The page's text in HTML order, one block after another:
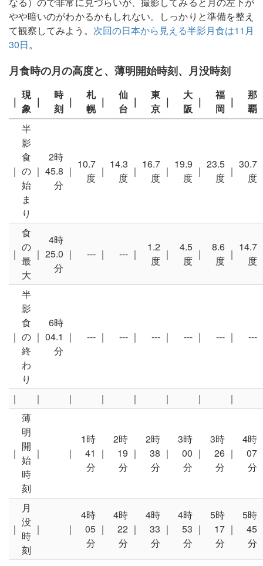
やや暗いのがわかるかもしれない。しっかりと準備を整え
て観察してみよう。 次回の日本から見える半影月食は11月
30日。
月食時の月の高度と、薄明開始時刻、月没時刻
｜
現
象
｜
時
刻
｜
札
幌
｜
仙
台
｜
東
京
｜
大
阪
｜
福
岡
｜
那
覇
｜
半
影
食
の
始
ま
り
｜
2時
45.8
分
｜
10.7
度
｜
14.3
度
｜
16.7
度
｜
19.9
度
｜
23.5
度
｜
30.7
度
｜
食
の
最
大
｜
4時
25.0
分
｜ --- ｜ --- ｜
1.2
度
｜
4.5
度
｜
8.6
度
｜
14.7
度
｜
半
影
食
の
終
わ
り
｜
6時
04.1
分
｜ --- ｜ --- ｜ --- ｜ --- ｜ --- ｜ ---
｜ ｜ ｜ ｜ ｜ ｜ ｜ ｜
｜
薄
明
開
始
時
刻
｜ ｜
1時
41
分
｜
2時
19
分
｜
2時
38
分
｜
3時
00
分
｜
3時
26
分
｜
4時
07
分
｜
月
没
時
刻
｜ ｜
4時
05
分
｜
4時
22
分
｜
4時
33
分
｜
4時
53
分
｜
5時
17
分
｜
5時
45
分